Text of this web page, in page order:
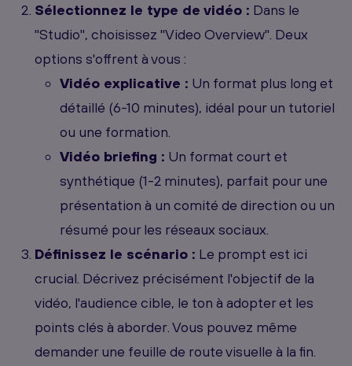
Sélectionnez le type de vidéo : Dans le
"Studio", choisissez "Video Overview". Deux
options s'offrent à vous :
Vidéo explicative : Un format plus long et
détaillé (6-10 minutes), idéal pour un tutoriel
ou une formation.
Vidéo briefing : Un format court et
synthétique (1-2 minutes), parfait pour une
présentation à un comité de direction ou un
résumé pour les réseaux sociaux.
Définissez le scénario : Le prompt est ici
crucial. Décrivez précisément l'objectif de la
vidéo, l'audience cible, le ton à adopter et les
points clés à aborder. Vous pouvez même
demander une feuille de route visuelle à la fin.